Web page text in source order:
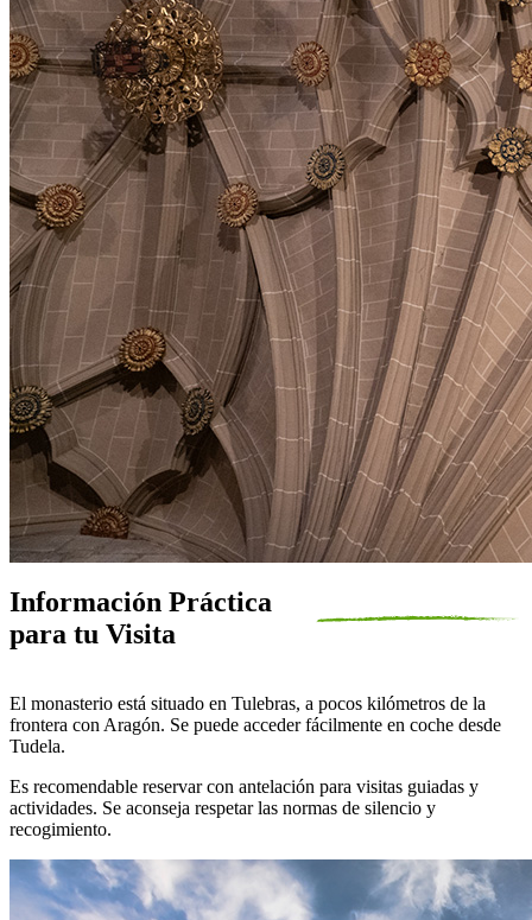
Información Práctica
para tu Visita
El monasterio está situado en Tulebras, a pocos kilómetros de la
frontera con Aragón. Se puede acceder fácilmente en coche desde
Tudela.
Es recomendable reservar con antelación para visitas guiadas y
actividades. Se aconseja respetar las normas de silencio y
recogimiento.